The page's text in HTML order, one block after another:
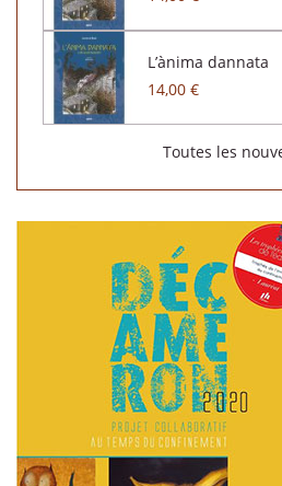
L’ànima dannata
14,00 €
Toutes les